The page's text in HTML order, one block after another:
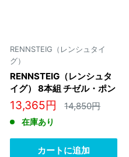
RENNSTEIG（レンシュタイ
グ）
RENNSTEIG（レンシュタ
イグ） 8本組 チゼル・ポン
チセット 421 011 0
販
価
格
13,365円 通
14,850円
在庫あり
カートに追加